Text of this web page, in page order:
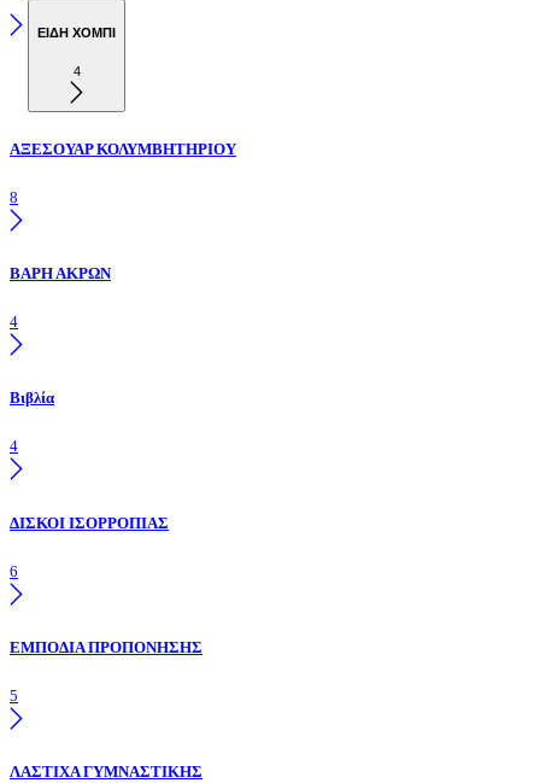
ΕΙΔΗ ΧΟΜΠΙ
4
ΑΞΕΣΟΥΑΡ ΚΟΛΥΜΒΗΤΗΡΙΟΥ
8
ΒΑΡΗ ΑΚΡΩΝ
4
Βιβλία
4
ΔΙΣΚΟΙ ΙΣΟΡΡΟΠΙΑΣ
6
ΕΜΠΟΔΙΑ ΠΡΟΠΟΝΗΣΗΣ
5
ΛΑΣΤΙΧΑ ΓΥΜΝΑΣΤΙΚΗΣ